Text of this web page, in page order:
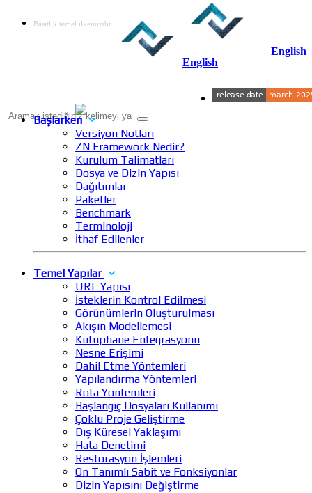
Basitlik temel ilkemizdir.
English
English
Başlarken
Versiyon Notları
ZN Framework Nedir?
Kurulum Talimatları
Dosya ve Dizin Yapısı
Dağıtımlar
Paketler
Benchmark
Terminoloji
İthaf Edilenler
Temel Yapılar
URL Yapısı
İsteklerin Kontrol Edilmesi
Görünümlerin Oluşturulması
Akışın Modellemesi
Kütüphane Entegrasyonu
Nesne Erişimi
Dahil Etme Yöntemleri
Yapılandırma Yöntemleri
Rota Yöntemleri
Başlangıç Dosyaları Kullanımı
Çoklu Proje Geliştirme
Dış Küresel Yaklaşımı
Hata Denetimi
Restorasyon İşlemleri
Ön Tanımlı Sabit ve Fonksiyonlar
Dizin Yapısını Değiştirme